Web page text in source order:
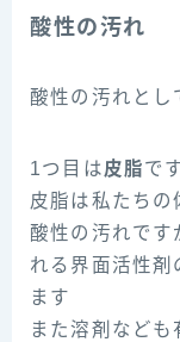
酸性の汚れ
酸性の汚れとし
1つ目は皮脂で
皮脂は私たち
酸性の汚れです
れる界面活性剤
ます
また溶剤など